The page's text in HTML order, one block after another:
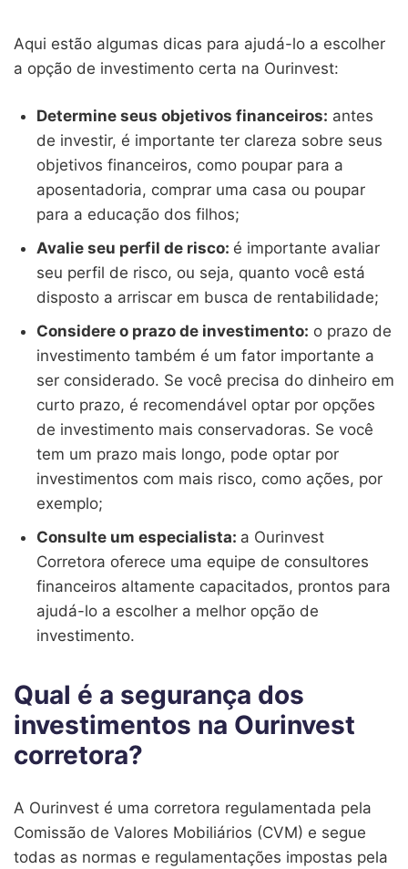
Aqui estão algumas dicas para ajudá-lo a escolher
a opção de investimento certa na Ourinvest:
Determine seus objetivos financeiros: antes
de investir, é importante ter clareza sobre seus
objetivos financeiros, como poupar para a
aposentadoria, comprar uma casa ou poupar
para a educação dos filhos;
Avalie seu perfil de risco: é importante avaliar
seu perfil de risco, ou seja, quanto você está
disposto a arriscar em busca de rentabilidade;
Considere o prazo de investimento: o prazo de
investimento também é um fator importante a
ser considerado. Se você precisa do dinheiro em
curto prazo, é recomendável optar por opções
de investimento mais conservadoras. Se você
tem um prazo mais longo, pode optar por
investimentos com mais risco, como ações, por
exemplo;
Consulte um especialista: a Ourinvest
Corretora oferece uma equipe de consultores
financeiros altamente capacitados, prontos para
ajudá-lo a escolher a melhor opção de
investimento.
Qual é a segurança dos
investimentos na Ourinvest
corretora?
A Ourinvest é uma corretora regulamentada pela
Comissão de Valores Mobiliários (CVM) e segue
todas as normas e regulamentações impostas pela